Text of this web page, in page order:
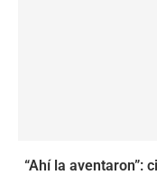
“Ahí la aventaron”: